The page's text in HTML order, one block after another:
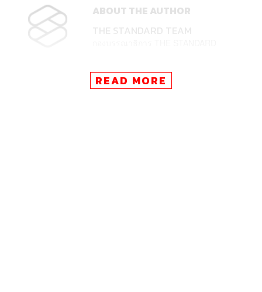
ABOUT THE AUTHOR
THE STANDARD TEAM
READ MORE